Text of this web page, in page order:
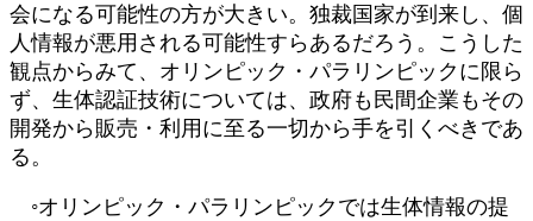
会になる可能性の方が大きい。独裁国家が到来し、個
人情報が悪用される可能性すらあるだろう。こうした
観点からみて、オリンピック・パラリンピックに限ら
ず、生体認証技術については、政府も民間企業もその
開発から販売・利用に至る一切から手を引くべきであ
る。
◦オリンピック・パラリンピックでは生体情報の提